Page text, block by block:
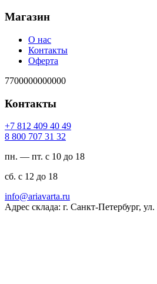
Магазин
О нас
Контакты
Оферта
7700000000000
Контакты
94 04 904 218 7+
23 13 707 008 8
пн. — пт. с 10 до 18
сб. с 12 до 18
ur.atravaira@ofni
Адрес склада: г. Санкт-Петербург,